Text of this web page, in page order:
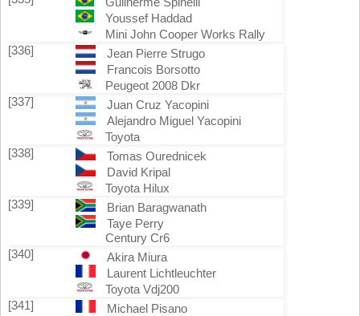
Youssef Haddad
Mini John Cooper Works Rally
[336]
Jean Pierre Strugo
Francois Borsotto
Peugeot 2008 Dkr
[337]
Juan Cruz Yacopini
Alejandro Miguel Yacopini
Toyota
[338]
Tomas Ourednicek
David Kripal
Toyota Hilux
[339]
Brian Baragwanath
Taye Perry
Century Cr6
[340]
Akira Miura
Laurent Lichtleuchter
Toyota Vdj200
[341]
Michael Pisano